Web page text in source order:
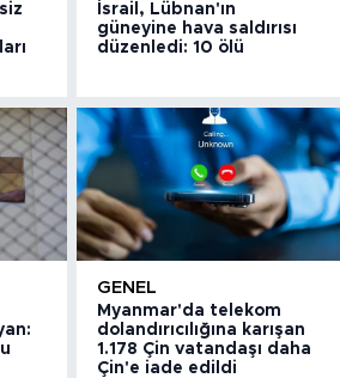
İsrail, Lübnan'ın
güneyine hava saldırısı
düzenledi: 10 ölü
GENEL
Myanmar'da telekom
dolandırıcılığına karışan
1.178 Çin vatandaşı daha
Çin'e iade edildi